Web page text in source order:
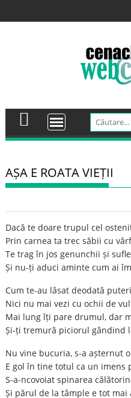
to
AȘA E ROATA VIEȚII
Dacă te doare trupul cel
Prin carnea ta trec săbii cu
Te trag în jos genunchii și
Și nu-ți aduci aminte cum ai
Cum te-au lăsat deodată
Nici nu mai vezi cu ochii de
Mai lung îți pare drumul, dar
Și-ți tremură piciorul gândind
Nu vine bucuria, s-a așternut
E gol în tine totul ca un imens
S-a-ncovoiat spinarea
Și părul de la tâmple e tot mai